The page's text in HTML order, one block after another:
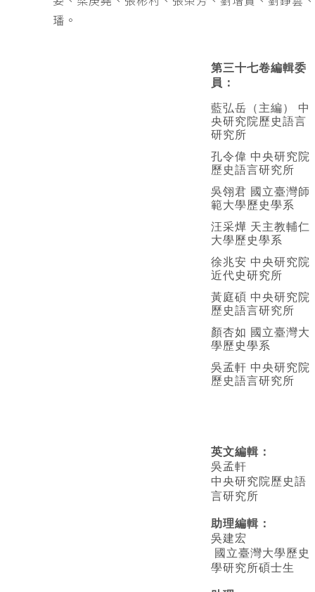
璠。
第三十七卷編輯委
員：
藍弘岳（主編） 中
央研究院歷史語言
研究所
孔令偉 中央研究院
歷史語言研究所
吳翎君 國立臺灣師
範大學歷史學系
汪采燁 天主教輔仁
大學歷史學系
徐兆安 中央研究院
近代史研究所
黃庭碩 中央研究院
歷史語言研究所
顏杏如 國立臺灣大
學歷史學系
吳孟軒 中央研究院
歷史語言研究所
英文編輯 ：
吳孟軒
中央研究院歷史語
言研究所
助理編輯：
吳建宏
國立臺灣大學歷史
學研究所碩士生